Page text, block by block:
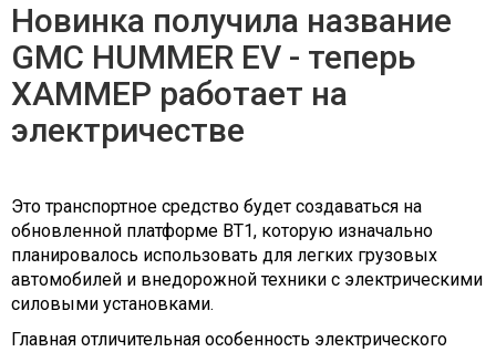
Новинка получила название
GMC HUMMER EV - теперь
ХАММЕР работает на
электричестве
Это транспортное средство будет создаваться на
обновленной платформе BT1, которую изначально
планировалось использовать для легких грузовых
автомобилей и внедорожной техники с электрическими
силовыми установками.
Главная отличительная особенность электрического